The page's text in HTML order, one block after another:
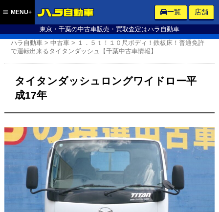
東京・千葉の中古車販売・買取査定はハラ自動車
MENU+ 一覧 店舗
ハラ自動車 >中古車 > １．５ｔ！１０尺ボディ！鉄板床！普通免許
で運転出来るタイタンダッシュ【千葉中古車情報】
タイタンダッシュロングワイドロー平
成17年